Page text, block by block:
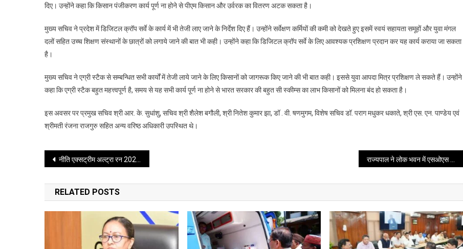
सर्वे
कार्य
में
लाए
जाने
निर्देश
दिए। उन्होंने कहा कि किसान पंजीकरण कार्य पूर्ण ना होने से पीएम किसान और उर्वरक का वितरण अटक सकता है।
मुख्य सचिव ने प्रदेश में डिजिटल क्रॉप सर्वे के कार्य में भी तेजी लाए जाने के निर्देश दिए हैं। उन्होंने सर्वेक्षण कर्मियों की कमी को देखते हुए इसमें स्वयं सहायता समूहों और युवा मंगल
दलों सहित उच्च शिक्षण संस्थानों के छात्रों को लगाये जाने की बात भी कही। उन्होंने कहा कि डिजिटल क्रॉप सर्वे के लिए आवश्यक प्रशिक्षण प्रदान कर यह कार्य कराया जा सकता
है।
मुख्य सचिव ने एग्री स्टैक से सम्बन्धित सभी कार्यों में तेजी लाये जाने के लिए किसानों को जागरूक किए जाने की भी बात कही। इससे युवा आपदा मित्र प्रशिक्षण ले सकते हैं। उन्होंने
कहा कि एग्री स्टैक बहुत महत्त्वपूर्ण है, समय से यह सभी कार्य पूर्ण ना होने से भारत सरकार की बहुत सी स्कीम्स का लाभ किसानों को मिलना बंद हो सकता है।
इस अवसर पर प्रमुख सचिव श्री आर. के. सुधांशु, सचिव श्री शैलेश बगौली, श्री नितेश कुमार झा, डॉ . वी. षणमुगम, विशेष सचिव डॉ. पराग मधुकर धकाते, श्री एस. एन. पाण्डेय एवं
श्रीमती रंजना राजगुरु सहित अन्य वरिष्ठ अधिकारी उपस्थित थे।
Post
navigation
नीति एक्सट्रीम अल्ट्रा रन 2026 : सीमांत नीति घाटी में साहस, समन्वय और विकास की नई उड़ान
RELATED POSTS